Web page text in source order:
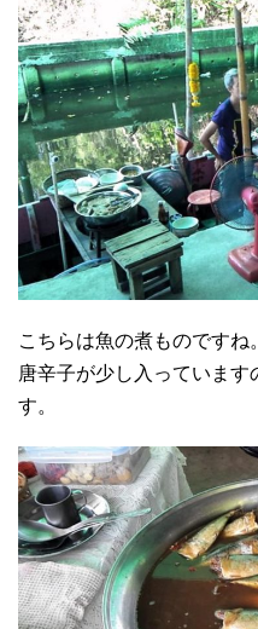
こちらは魚の煮ものですね。
唐辛子が少し入っています
す。